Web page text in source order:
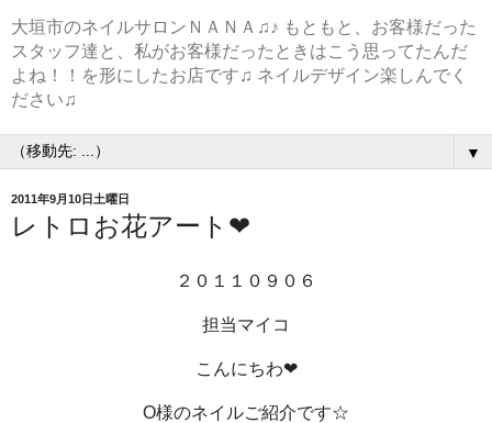
大垣市のネイルサロンＮＡＮＡ♫♪ もともと、お客様だった
スタッフ達と、私がお客様だったときはこう思ってたんだ
よね！！を形にしたお店です♫ ネイルデザイン楽しんでく
ださい♫
▼
2011年9月10日土曜日
レトロお花アート❤
２０１１０９０６
担当マイコ
こんにちわ❤
O様のネイルご紹介です☆